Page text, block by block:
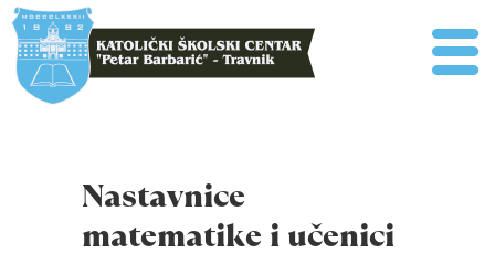
Nastavnice
matematike i učenici